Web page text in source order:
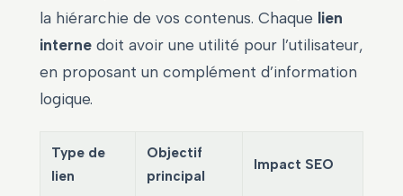
la hiérarchie de vos contenus. Chaque lien
interne doit avoir une utilité pour l’utilisateur,
en proposant un complément d’information
logique.
Type de
lien
Objectif
principal
Impact SEO